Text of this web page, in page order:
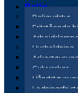
Bolig
Boligudstyr
Fritstående
Husholdning
Gulvvasker
Ledningsfri